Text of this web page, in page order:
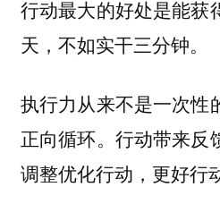
行动最大的好处是能获
天，不如实干三分钟。
执行力从来不是一次性
正向循环。行动带来反
调整优化行动，更好行